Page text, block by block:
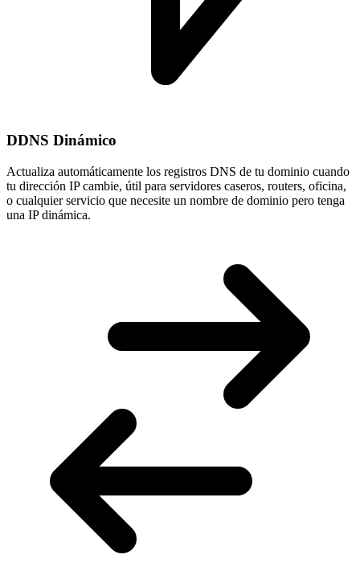
DDNS Dinámico
Actualiza automáticamente los registros DNS de tu dominio cuando
tu dirección IP cambie, útil para servidores caseros, routers, oficina,
o cualquier servicio que necesite un nombre de dominio pero tenga
una IP dinámica.